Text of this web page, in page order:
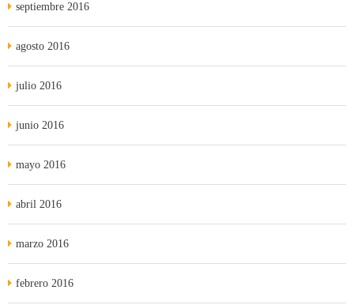
septiembre 2016
agosto 2016
julio 2016
junio 2016
mayo 2016
abril 2016
marzo 2016
febrero 2016